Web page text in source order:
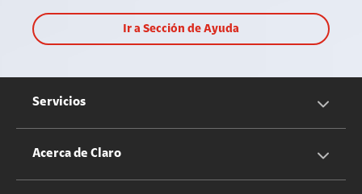
Ir a Sección de Ayuda
Servicios
Servicios Móviles
Acerca de Claro